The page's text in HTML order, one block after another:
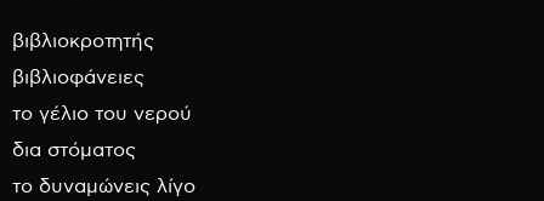
βιβλιοκροτητής
βιβλιοφάνειες
το γέλιο του νερού
δια στόματος
το δυναμώνεις λίγο